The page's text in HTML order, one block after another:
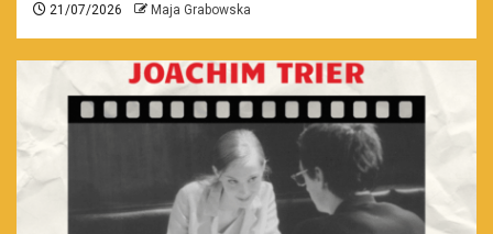
21/07/2026 Maja Grabowska